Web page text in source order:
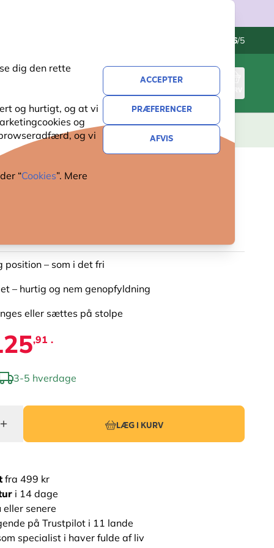
dig den rette
og hurtigt, og at vi
og
og vi
“Cookies”. Mere
ACCEPTER
PRÆFERENCER
AFVIS
4.6/5
GAVER NYHEDER TILBUD
position – som i det fri
– hurtig og nem genopfyldning
eller sættes på stolpe
,91 .
3-5 hverdage
LÆG I KURV
fra 499 kr
i 14 dage
eller senere
på Trustpilot i 11 lande
specialist i haver fulde af liv